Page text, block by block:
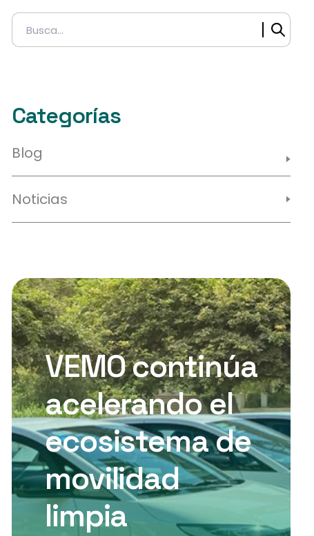
Buscar:
Categorías
Blog
Noticias
VEMO continúa
acelerando el
ecosistema de
movilidad
limpia